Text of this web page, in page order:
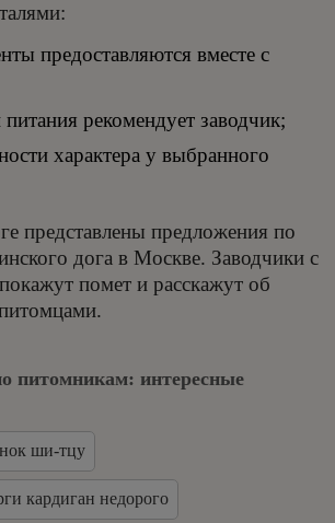
предоставляются вместе с
рекомендует заводчик;
характера у выбранного
представлены предложения по
дога в Москве. Заводчики с
помет и расскажут об
питомникам: интересные
ши-тцу
кардиган недорого